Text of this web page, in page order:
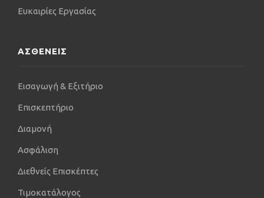
Ευκαιρίες Εργασίας
ΑΣΘΕΝΕΙΣ
Εισαγωγή & Εξιτήριο
Επισκεπτήριο
Διαμονή
Ασφάλιση
Διεθνείς Επισκέπτες
Τιμοκατάλογος